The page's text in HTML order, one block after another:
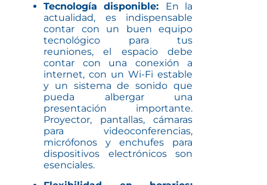
Tecnología disponible: En la
actualidad, es indispensable
contar con un buen equipo
tecnológico para tus
reuniones, el espacio debe
contar con una conexión a
internet, con un Wi-Fi estable
y un sistema de sonido que
pueda albergar una
presentación importante.
Proyector, pantallas, cámaras
para videoconferencias,
micrófonos y enchufes para
dispositivos electrónicos son
esenciales.